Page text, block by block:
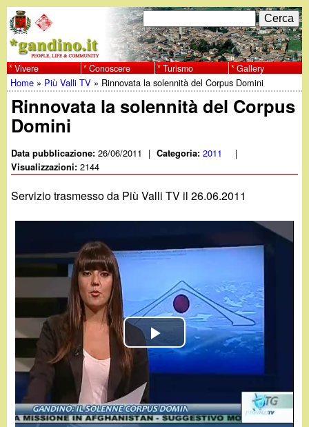
al
contenuto
principale
w
w
w
.
n
d
n
o
F
o
r
m
i
r
i
c
r
c
a
C
e
r
c
a
Vivere Conoscere Turismo Gallery
Tu
sei
qui
Home » Più Valli TV » Rinnovata la solennità del Corpus Domini
Rinnovata la solennità del Corpus
Domini
Data pubblicazione:26/06/2011 | Categoria:2011 |
Visualizzazioni:2144
Servizio trasmesso da Più Valli TV il 26.06.2011
P
l
a